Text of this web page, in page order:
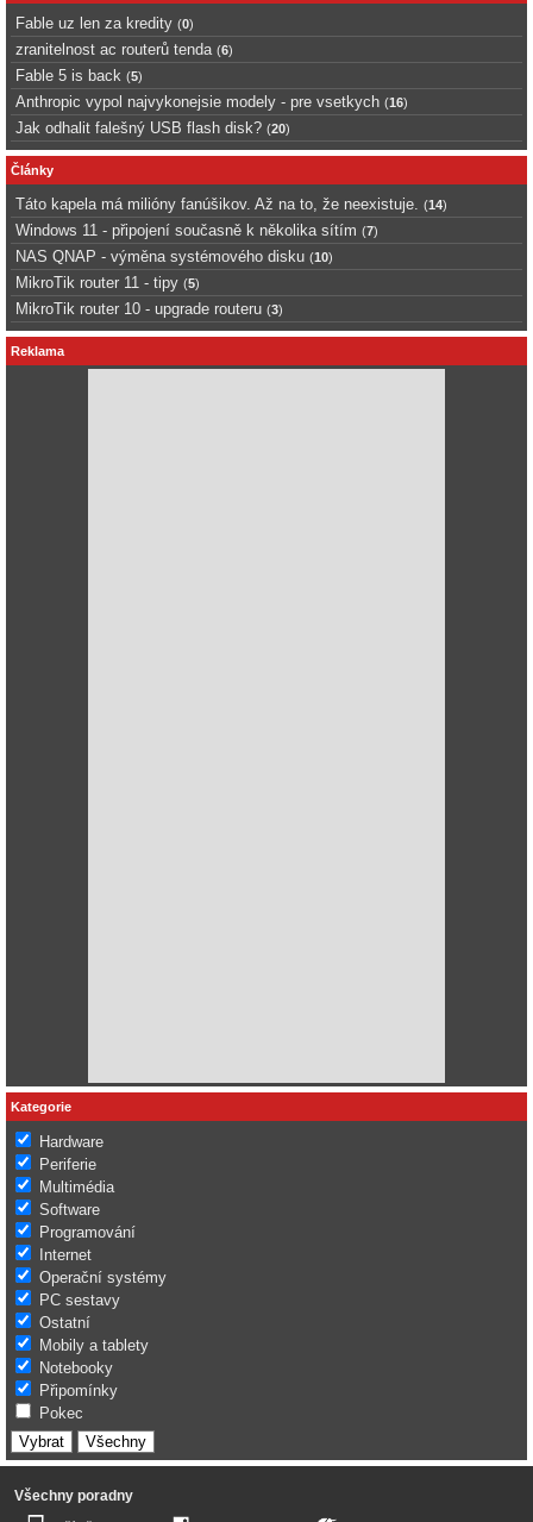
Fable uz len za kredity (0)
zranitelnost ac routerů tenda (6)
Fable 5 is back (5)
Anthropic vypol najvykonejsie modely - pre vsetkych (16)
Jak odhalit falešný USB flash disk? (20)
Články
Táto kapela má milióny fanúšikov. Až na to, že neexistuje. (14)
Windows 11 - připojení současně k několika sítím (7)
NAS QNAP - výměna systémového disku (10)
MikroTik router 11 - tipy (5)
MikroTik router 10 - upgrade routeru (3)
Reklama
Kategorie
Hardware
Periferie
Multimédia
Software
Programování
Internet
Operační systémy
PC sestavy
Ostatní
Mobily a tablety
Notebooky
Připomínky
Pokec
Všechny poradny